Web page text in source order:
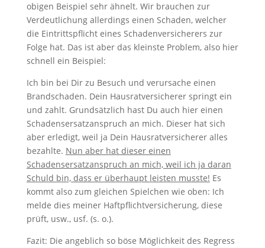
obigen Beispiel sehr ähnelt. Wir brauchen zur
Verdeutlichung allerdings einen Schaden, welcher
die Eintrittspflicht eines Schadenversicherers zur
Folge hat. Das ist aber das kleinste Problem, also hier
schnell ein Beispiel:
Ich bin bei Dir zu Besuch und verursache einen
Brandschaden. Dein Hausratversicherer springt ein
und zahlt. Grundsätzlich hast Du auch hier einen
Schadensersatzanspruch an mich. Dieser hat sich
aber erledigt, weil ja Dein Hausratversicherer alles
bezahlte. Nun aber hat dieser einen
Schadensersatzanspruch an mich, weil ich ja daran
Schuld bin, dass er überhaupt leisten musste! Es
kommt also zum gleichen Spielchen wie oben: Ich
melde dies meiner Haftpflichtversicherung, diese
prüft, usw., usf. (s. o.).
Fazit: Die angeblich so böse Möglichkeit des Regress